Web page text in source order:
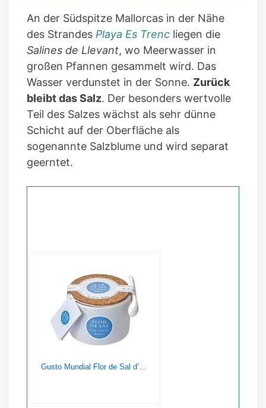
An der Südspitze Mallorcas in der Nähe
des Strandes Playa Es Trenc liegen die
Salines de Llevant, wo Meerwasser in
großen Pfannen gesammelt wird. Das
Wasser verdunstet in der Sonne. Zurück
bleibt das Salz. Der besonders wertvolle
Teil des Salzes wächst als sehr dünne
Schicht auf der Oberfläche als
sogenannte Salzblume und wird separat
geerntet.
Gusto Mundial Flor de Sal d’es Trenc Natural – in Keramikdose, 1er Pack (1 x 100 g)